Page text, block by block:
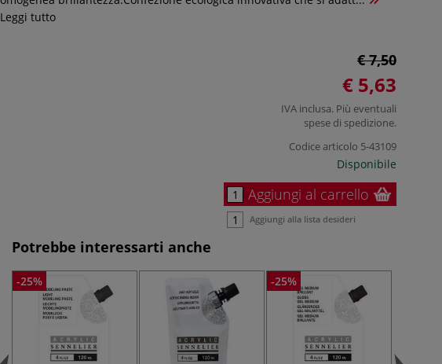
Leggi tutto
€ 7,50
€ 5,63
IVA inclusa. Più eventuali
spese di spedizione.
Codice articolo 5-43109
Disponibile
Aggiungi al carrello
Aggiungi alla lista desideri
Potrebbe interessarti anche
-25% -25%